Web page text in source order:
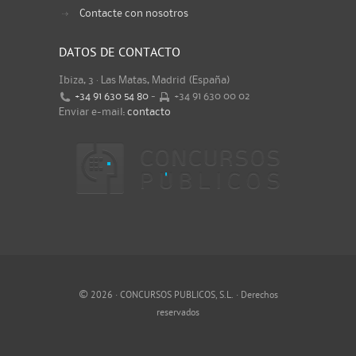
Contacte con nosotros
DATOS DE CONTACTO
Ibiza, 3 · Las Matas, Madrid (España)
+34 91 630 54 80 -
+34 91 630 00 02
Enviar e-mail: contacto
© 2026 · CONCURSOS PUBLICOS, S.L. · Derechos
reservados